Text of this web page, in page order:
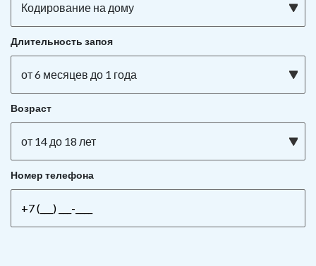
Кодирование на дому
Длительность запоя
от 6 месяцев до 1 года
Возраст
от 14 до 18 лет
Номер телефона